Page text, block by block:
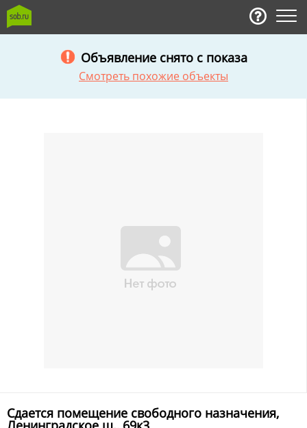
Объявление снято с показа
Смотреть похожие объекты
Сдается помещение свободного назначения,